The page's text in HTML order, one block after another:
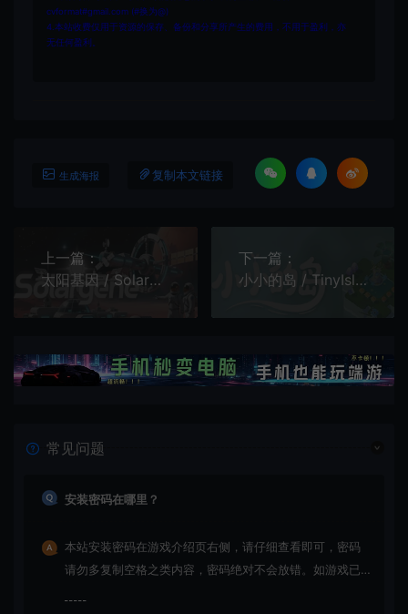
cvformat#gmail.com (#换为@)
4.本站收费仅用于资源的保存、备份和分享所产生的费用，不用于盈利，亦
无任何盈利。
生成海报 复制本文链接
上一篇：
太阳基因 / Solargene 科幻太空模拟游戏
下一篇：
小小的岛 / TinyIsle 轻松治愈模拟经营建造游戏
常见问题
安装密码在哪里？
本站安装密码在游戏介绍页右侧，请仔细查看即可，密码
请勿多复制空格之类内容，密码绝对不会放错。如游戏已